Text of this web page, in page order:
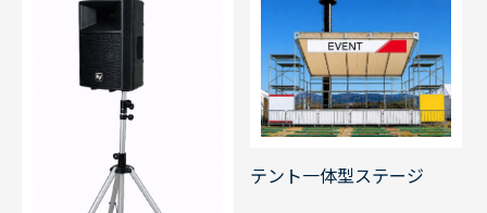
テント一体型ステージ